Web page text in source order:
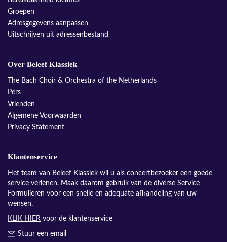
Groepen
Adresgegevens aanpassen
Uitschrijven uit adressenbestand
Over Beleef Klassiek
The Bach Choir & Orchestra of the Netherlands
Pers
Vrienden
Algemene Voorwaarden
Privacy Statement
Klantenservice
Het team van Beleef Klassiek wil u als concertbezoeker een goede
service verlenen. Maak daarom gebruik van de diverse Service
Formulieren voor een snelle en adequate afhandeling van uw
wensen.
KLIK HIER voor de klantenservice
Stuur een email